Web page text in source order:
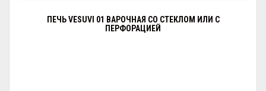
ПЕЧЬ VESUVI 01 ВАРОЧНАЯ СО СТЕКЛОМ ИЛИ С
ПЕРФОРАЦИЕЙ